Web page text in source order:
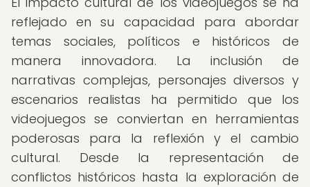
reflejado en su capacidad para abordar
temas sociales, políticos e históricos de
manera innovadora. La inclusión de
narrativas complejas, personajes diversos y
escenarios realistas ha permitido que los
videojuegos se conviertan en herramientas
poderosas para la reflexión y el cambio
cultural. Desde la representación de
conflictos históricos hasta la exploración de